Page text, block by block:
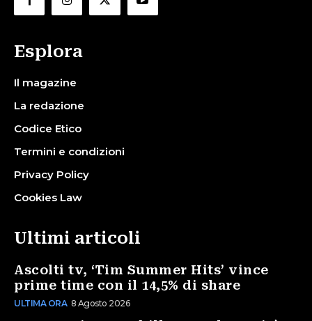
Esplora
Il magazine
La redazione
Codice Etico
Termini e condizioni
Privacy Policy
Cookies Law
Ultimi articoli
Ascolti tv, ‘Tim Summer Hits’ vince
prime time con il 14,5% di share
ULTIMA ORA 8 Agosto 2026